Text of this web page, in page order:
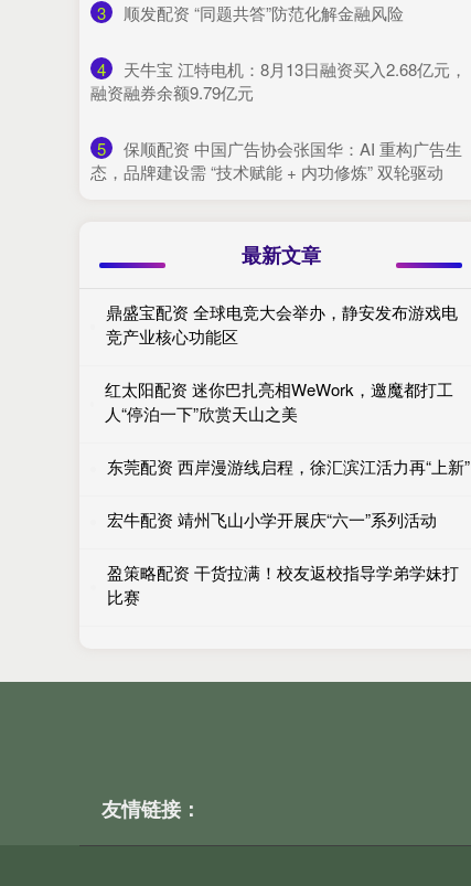
3 ​顺发配资 “同题共答”防范化解金融风险
4
​天牛宝 江特电机：8月13日融资买入2.68亿元，
融资融券余额9.79亿元
5
​保顺配资 中国广告协会张国华：AI 重构广告生
态，品牌建设需 “技术赋能 + 内功修炼” 双轮驱动
最新文章
鼎盛宝配资 全球电竞大会举办，静安发布游戏电
竞产业核心功能区
红太阳配资 迷你巴扎亮相WeWork，邀魔都打工
人“停泊一下”欣赏天山之美
东莞配资 西岸漫游线启程，徐汇滨江活力再“上新”
宏牛配资 靖州飞山小学开展庆“六一”系列活动
盈策略配资 干货拉满！校友返校指导学弟学妹打
比赛
友情链接：